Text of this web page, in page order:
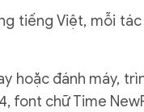
tiếng Việt, mỗi
hoặc đánh máy,
font chữ Time